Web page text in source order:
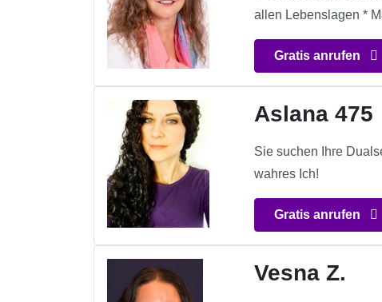
allen Lebenslagen *
Gratis anrufen
Aslana 475
Sie suchen Ihre
wahres Ich!
Gratis anrufen
Vesna Z.